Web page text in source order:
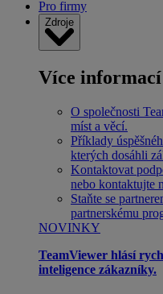
Pro firmy
Zdroje
Více
O společnosti
míst a věcí.
Příklady
kterých dosáhli
Kontaktovat
nebo kontaktujte
Staňte se
partnerskému
NOVINKY
TeamViewer hlásí
inteligence zákazníky.